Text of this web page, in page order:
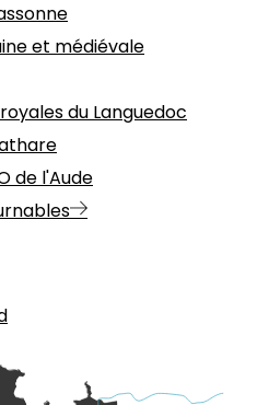
et médiévale
du Languedoc
de l'Aude